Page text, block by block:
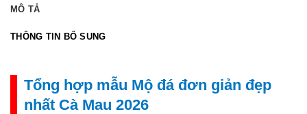
MÔ TẢ
THÔNG TIN BỔ SUNG
Tổng hợp mẫu Mộ đá đơn giản đẹp
nhất Cà Mau 2026